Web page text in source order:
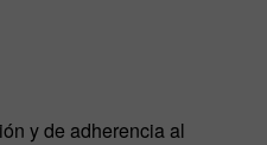
y de adherencia al